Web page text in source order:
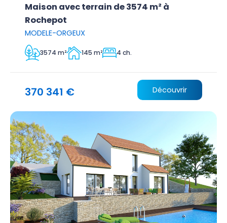
Maison avec terrain de 3574 m² à
Rochepot
MODELE-ORGEUX
3574 m² 145 m² 4 ch.
370 341 € Découvrir